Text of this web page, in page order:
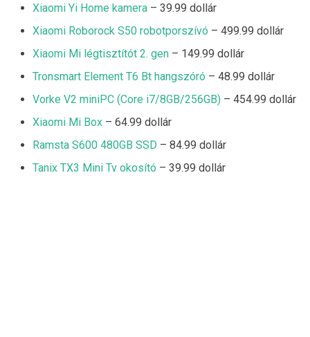
Xiaomi Yi Home kamera – 39.99 dollár
Xiaomi Roborock S50 robotporszívó – 499.99 dollár
Xiaomi Mi légtisztítót 2. gen – 149.99 dollár
Tronsmart Element T6 Bt hangszóró – 48.99 dollár
Vorke V2 miniPC (Core i7/8GB/256GB) – 454.99 dollár
Xiaomi Mi Box – 64.99 dollár
Ramsta S600 480GB SSD – 84.99 dollár
Tanix TX3 Mini Tv okosító – 39.99 dollár